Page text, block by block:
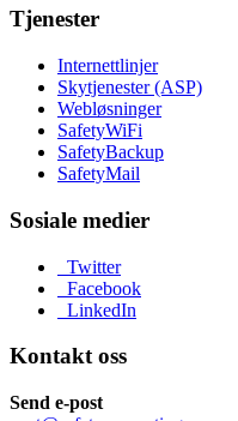
Tjenester
Internettlinjer
Skytjenester (ASP)
Webløsninger
SafetyWiFi
SafetyBackup
SafetyMail
Sosiale medier
Twitter
Facebook
LinkedIn
Kontakt oss
Send e-post